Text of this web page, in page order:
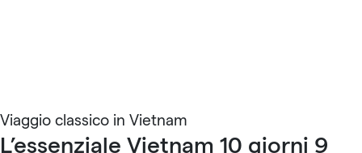
Viaggio classico in Vietnam
L’essenziale Vietnam 10 giorni 9